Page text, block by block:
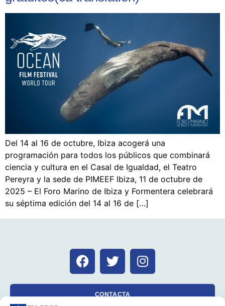
Del 14 al 16 de octubre, Ibiza acogerá una
programación para todos los públicos que combinará
ciencia y cultura en el Casal de Igualdad, el Teatro
Pereyra y la sede de PIMEEF Ibiza, 11 de octubre de
2025 – El Foro Marino de Ibiza y Formentera celebrará
su séptima edición del 14 al 16 de […]
CONTACTA